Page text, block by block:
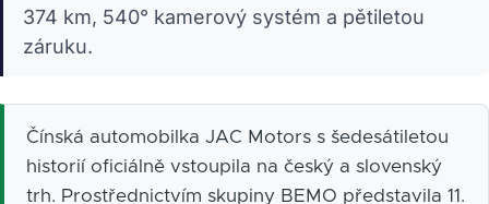
374 km, 540° kamerový systém a pětiletou
záruku.
Čínská automobilka JAC Motors s šedesátiletou
historií oficiálně vstoupila na český a slovenský
trh. Prostřednictvím skupiny BEMO představila 11.